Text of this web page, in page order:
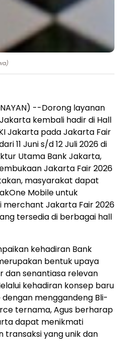
--Dorong layanan
kembali hadir di Hall
Jakarta pada Jakarta Fair
11 Juni s/d 12 Juli 2026 di
Utama Bank Jakarta,
Jakarta Fair 2026
masyarakat dapat
Mobile untuk
Jakarta Fair 2026
tersedia di berbagai hall
kehadiran Bank
bentuk upaya
dan senantiasa relevan
kehadiran konsep baru
menggandeng Bli-
ternama, Agus berharap
dapat menikmati
transaksi yang unik dan